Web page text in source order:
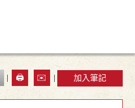
| 🖨️ ✉️ | 加入筆記